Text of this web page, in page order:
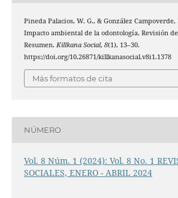
Pineda Palacios, W. G., & González Campoverde,
Impacto ambiental de la odontología. Revisión
Resumen. Killkana Social, 8(1), 13–30.
https://doi.org/10.26871/killkanasocial.v8i1.1378
Más formatos de cita
NÚMERO
Vol. 8 Núm. 1 (2024): Vol. 8 No. 1
SOCIALES, ENERO - ABRIL 2024